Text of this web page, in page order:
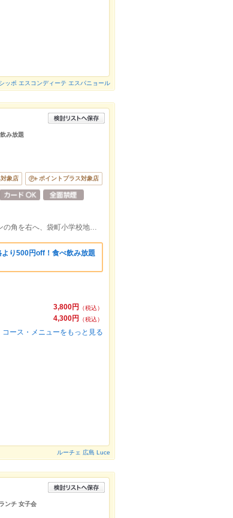
シッポ エスコンディーテ エスパニョール
み放題
象店 ポイントプラス対象店
本通駅から徒歩3分♪パルコ方面へ進み、アンデルセンの角を右へ、袋町小学校地下駐車場向かいビルの4Fです。
より500円off！食べ飲み放題
3,800円
（税込）
4,300円
（税込）
コース・メニューをもっと見る
ルーチェ 広島 Luce
ンチ 女子会